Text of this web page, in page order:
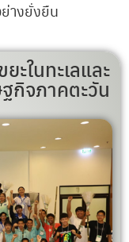
างยั่งยืน
ะในทะเลและ
ฐกิจภาคตะวัน